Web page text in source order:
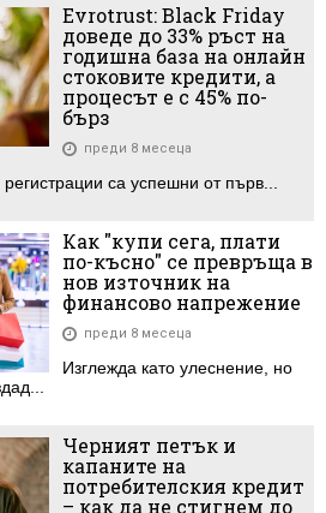
Evrotrust: Black Friday
доведе до 33% ръст на
годишна база на онлайн
стоковите кредити, а
процесът е с 45% по-
бърз
преди 8 месеца
са успешни от първ...
Как "купи сега, плати
по-късно" се превръща в
нов източник на
финансово напрежение
преди 8 месеца
Изглежда като улеснение, но
Черният петък и
капаните на
потребителския кредит
– как да не стигнем до